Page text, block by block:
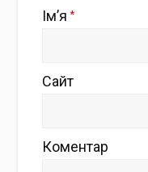
Ім’я*
Сайт
Коментар